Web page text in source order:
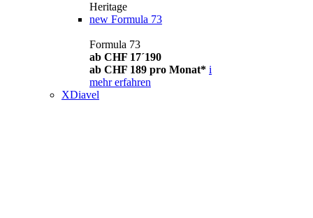
Heritage
new Formula 73
Formula 73
ab CHF 17´190
ab CHF 189 pro Monat* i
mehr erfahren
XDiavel